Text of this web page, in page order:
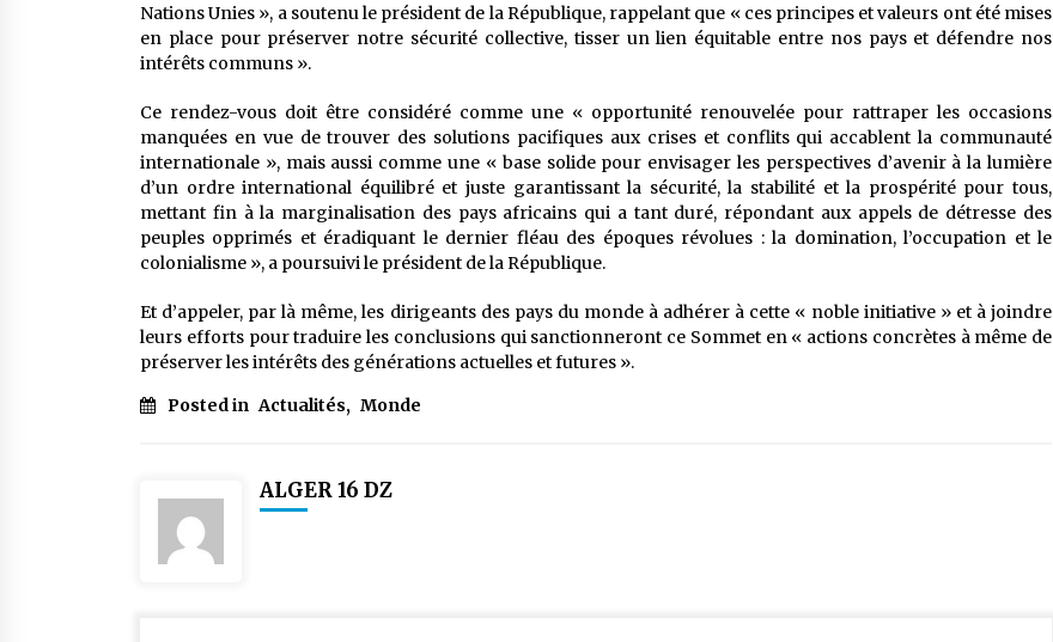
Nations Unies », a soutenu le président de la République, rappelant que « ces principes et valeurs ont été mises
en place pour préserver notre sécurité collective, tisser un lien équitable entre nos pays et défendre nos
intérêts communs ».
Ce rendez-vous doit être considéré comme une « opportunité renouvelée pour rattraper les occasions
manquées en vue de trouver des solutions pacifiques aux crises et conflits qui accablent la communauté
internationale », mais aussi comme une « base solide pour envisager les perspectives d’avenir à la lumière
d’un ordre international équilibré et juste garantissant la sécurité, la stabilité et la prospérité pour tous,
mettant fin à la marginalisation des pays africains qui a tant duré, répondant aux appels de détresse des
peuples opprimés et éradiquant le dernier fléau des époques révolues : la domination, l’occupation et le
colonialisme », a poursuivi le président de la République.
Et d’appeler, par là même, les dirigeants des pays du monde à adhérer à cette « noble initiative » et à joindre
leurs efforts pour traduire les conclusions qui sanctionneront ce Sommet en « actions concrètes à même de
préserver les intérêts des générations actuelles et futures ».
Posted in Actualités, Monde
ALGER 16 DZ